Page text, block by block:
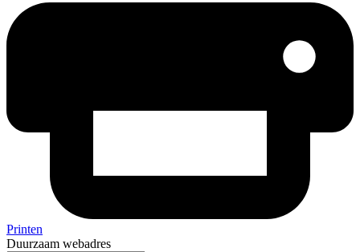
Printen
Duurzaam webadres